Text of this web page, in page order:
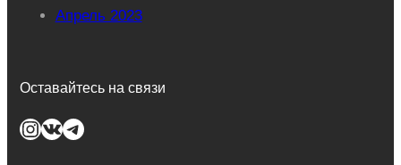
Апрель 2023
Оставайтесь на связи
InstagramВКонтакте Telegram